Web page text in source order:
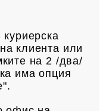
клиента или
на 2 /два/
има опция